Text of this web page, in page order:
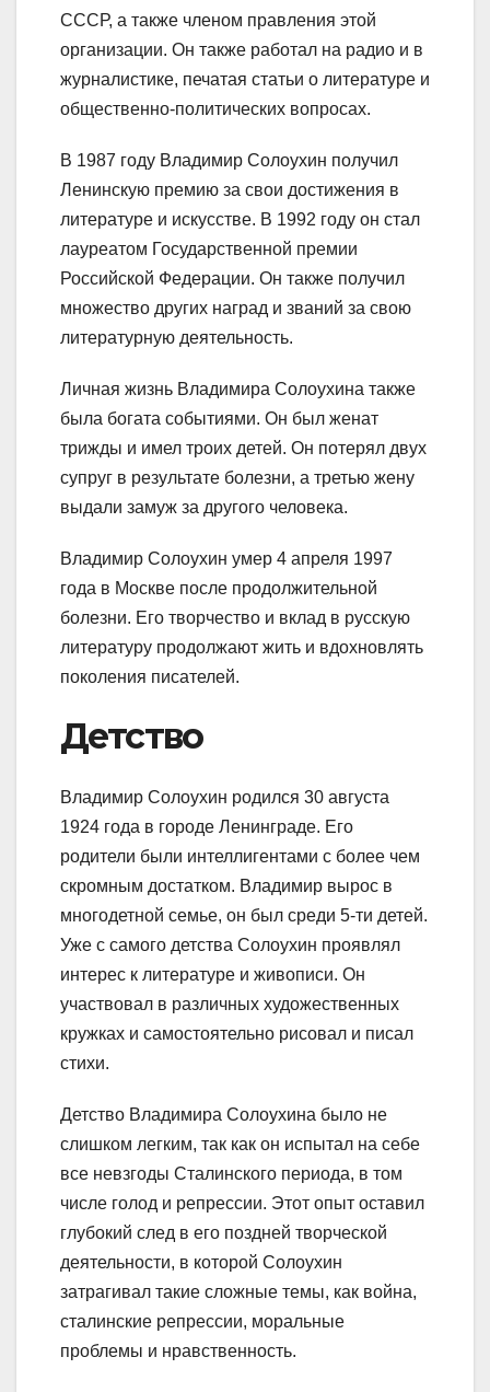
СССР, а также членом правления этой
организации. Он также работал на радио и в
журналистике, печатая статьи о литературе и
общественно-политических вопросах.
В 1987 году Владимир Солоухин получил
Ленинскую премию за свои достижения в
литературе и искусстве. В 1992 году он стал
лауреатом Государственной премии
Российской Федерации. Он также получил
множество других наград и званий за свою
литературную деятельность.
Личная жизнь Владимира Солоухина также
была богата событиями. Он был женат
трижды и имел троих детей. Он потерял двух
супруг в результате болезни, а третью жену
выдали замуж за другого человека.
Владимир Солоухин умер 4 апреля 1997
года в Москве после продолжительной
болезни. Его творчество и вклад в русскую
литературу продолжают жить и вдохновлять
поколения писателей.
Детство
Владимир Солоухин родился 30 августа
1924 года в городе Ленинграде. Его
родители были интеллигентами с более чем
скромным достатком. Владимир вырос в
многодетной семье, он был среди 5-ти детей.
Уже с самого детства Солоухин проявлял
интерес к литературе и живописи. Он
участвовал в различных художественных
кружках и самостоятельно рисовал и писал
стихи.
Детство Владимира Солоухина было не
слишком легким, так как он испытал на себе
все невзгоды Сталинского периода, в том
числе голод и репрессии. Этот опыт оставил
глубокий след в его поздней творческой
деятельности, в которой Солоухин
затрагивал такие сложные темы, как война,
сталинские репрессии, моральные
проблемы и нравственность.